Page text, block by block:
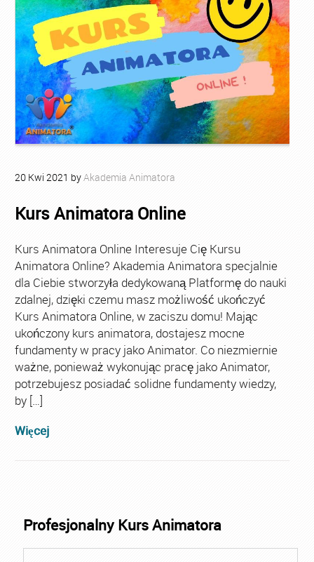
20 Kwi 2021 byAkademia Animatora
Kurs Animatora Online
Kurs Animatora Online Interesuje Cię Kursu
Animatora Online? Akademia Animatora specjalnie
dla Ciebie stworzyła dedykowaną Platformę do nauki
zdalnej, dzięki czemu masz możliwość ukończyć
Kurs Animatora Online, w zaciszu domu! Mając
ukończony kurs animatora, dostajesz mocne
fundamenty w pracy jako Animator. Co niezmiernie
ważne, ponieważ wykonując pracę jako Animator,
potrzebujesz posiadać solidne fundamenty wiedzy,
by […]
Więcej
Profesjonalny Kurs Animatora